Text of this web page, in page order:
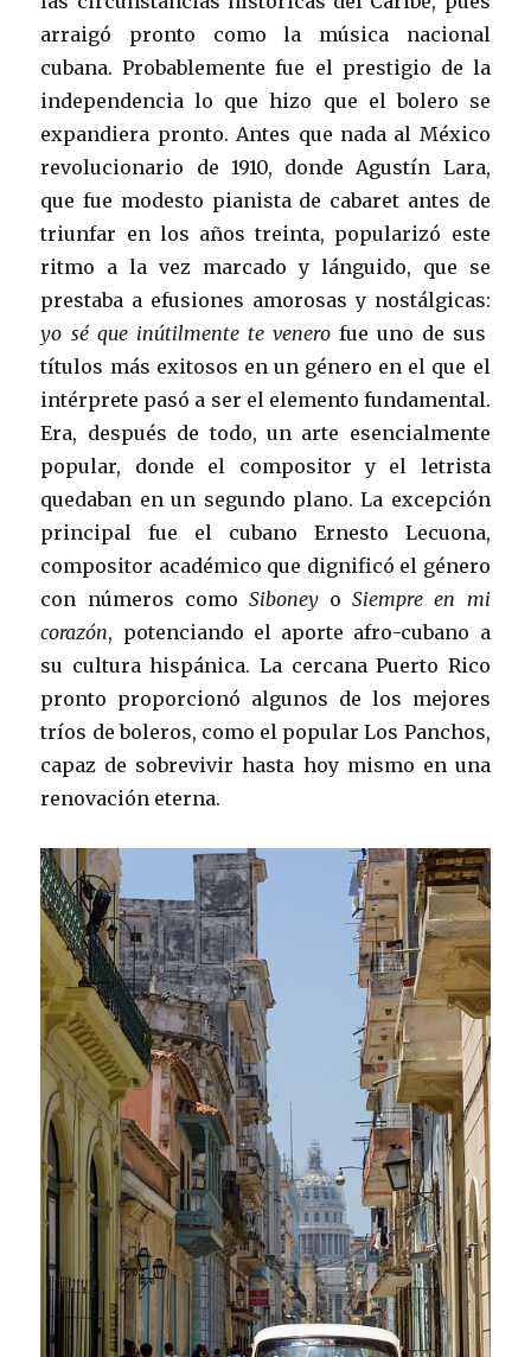
arraigó pronto como la música nacional
cubana. Probablemente fue el prestigio de la
independencia lo que hizo que el bolero se
expandiera pronto. Antes que nada al México
revolucionario de 1910, donde Agustín Lara,
que fue modesto pianista de cabaret antes de
triunfar en los años treinta, popularizó este
ritmo a la vez marcado y lánguido, que se
prestaba a efusiones amorosas y nostálgicas:
yo sé que inútilmente te venerofue uno de sus
títulos más exitosos en un género en el que el
intérprete pasó a ser el elemento fundamental.
Era, después de todo, un arte esencialmente
popular, donde el compositor y el letrista
quedaban en un segundo plano. La excepción
principal fue el cubano Ernesto Lecuona,
compositor académico que dignificó el género
con números como Siboney oSiempre en mi
corazón, potenciando el aporte afro-cubano a
su cultura hispánica. La cercana Puerto Rico
pronto proporcionó algunos de los mejores
tríos de boleros, como el popular Los Panchos,
capaz de sobrevivir hasta hoy mismo en una
renovación eterna.